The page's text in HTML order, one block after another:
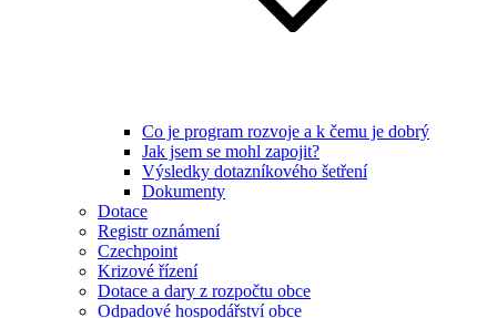
Co je program rozvoje a k čemu je dobrý
Jak jsem se mohl zapojit?
Výsledky dotazníkového šetření
Dokumenty
Dotace
Registr oznámení
Czechpoint
Krizové řízení
Dotace a dary z rozpočtu obce
Odpadové hospodářství obce